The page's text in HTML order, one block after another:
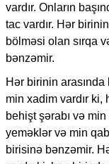
vardır. Onların
tac vardır. Hər
bölməsi olan sırqa
bənzəmir.
Hər birinin
min xadim vardır ki,
behişt şərabı və
yeməklər və min
birisinə bənzəmir.